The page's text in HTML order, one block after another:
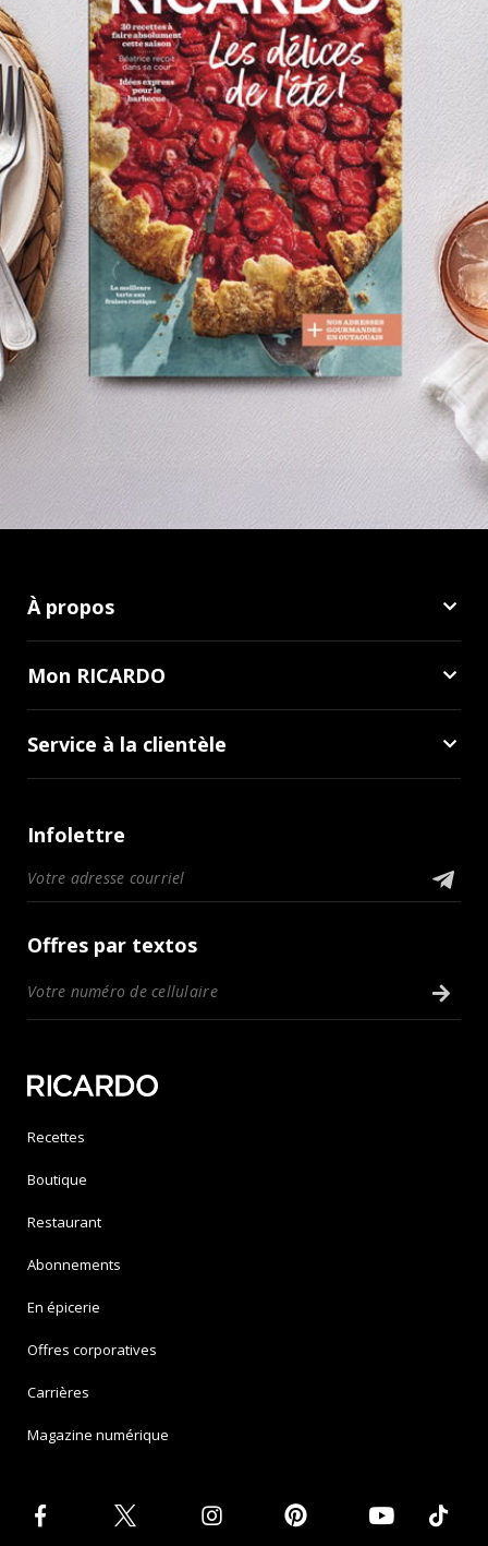
À propos
Mon RICARDO
Service à la clientèle
Infolettre
Offres par textos
Recettes
Boutique
Restaurant
Abonnements
En épicerie
Offres corporatives
Carrières
Magazine numérique